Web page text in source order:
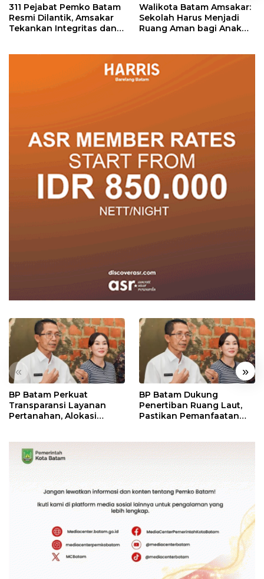
311 Pejabat Pemko Batam
Resmi Dilantik, Amsakar
Tekankan Integritas dan
Walikota Batam Amsakar:
Sekolah Harus Menjadi
Ruang Aman bagi Anak
« »
BP Batam Perkuat
Transparansi Layanan
Pertanahan, Alokasi
BP Batam Dukung
Penertiban Ruang Laut,
Pastikan Pemanfaatan